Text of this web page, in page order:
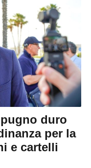
duro
per la
e cartelli